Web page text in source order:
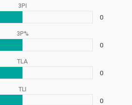
3PI
0
3P%
0
TLA
0
TLI
0